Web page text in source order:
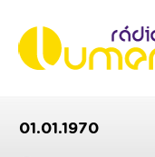
01.01.1970